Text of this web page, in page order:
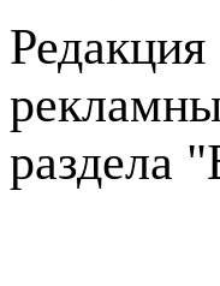
Редакция
раздела